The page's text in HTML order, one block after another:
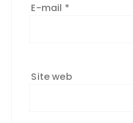
E-mail *
Site web